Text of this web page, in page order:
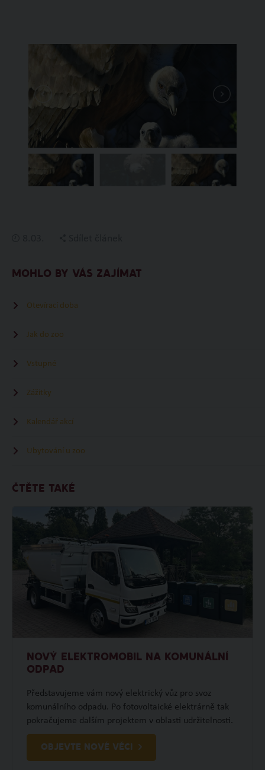
MOHLO BY VÁS ZAJÍMAT
Otevírací doba
Jak do zoo
Vstupné
Zážitky
Kalendář akcí
Ubytování u zoo
ČTĚTE TAKÉ
NOVÝ ELEKTROMOBIL NA KOMUNÁLNÍ
ODPAD
Představujeme vám nový elektrický vůz pro svoz
komunálního odpadu. Po fotovoltaické elektrárně tak
pokračujeme dalším projektem v oblasti udržitelnosti.
OBJEVTE NOVÉ VĚCI